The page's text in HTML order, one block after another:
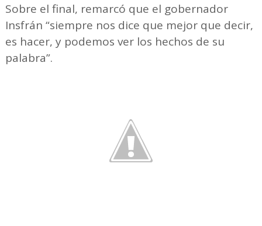
Sobre el final, remarcó que el gobernador
Insfrán “siempre nos dice que mejor que decir,
es hacer, y podemos ver los hechos de su
palabra”.